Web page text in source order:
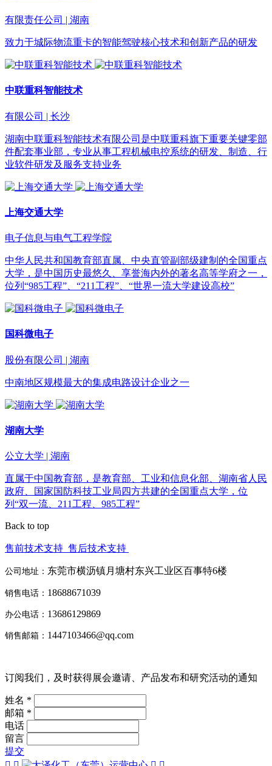
有限责任公司 | 湖南
致力于城际物流重卡的智能驾驶核心技术和创新产品的研发
中联重科智能技术
有限公司 | 长沙
湖南中联重科智能技术有限公司是中联重科旗下重要关键零部
件配套事业部，专业从事工程机械电控系统的研发、制造、行
业软件研发及服务支持业务
上海交通大学
电子信息与电气工程学院
中华人民共和国教育部直属、中央直管副部级建制的全国重点
大学，是中国历史最悠久、享誉海内外的著名高等学府之一，
位列“985工程”、“211工程”、“世界一流大学建设高校”
国科微电子
股份有限公司 | 湖南
中南地区规模最大的集成电路设计企业之一
湖南大学
公立大学 | 湖南
直属于中国教育部，是教育部、工业和信息化部、湖南省人民
政府、国家国防科技工业局四方共建的全国重点大学，位
列“双一流、211工程、985工程”
Back to top
售前技术支持 售后技术支持
公司地址： 东莞市横沥镇月塘村东兴工业区百事特6楼
销售电话： 18688671039
办公电话： 13686129869
销售邮箱： 1447103466@qq.com
订阅我们，及时获得展会邀请、产品发布和研究活动的通知
姓名 *
邮箱 *
电话
留言
提交